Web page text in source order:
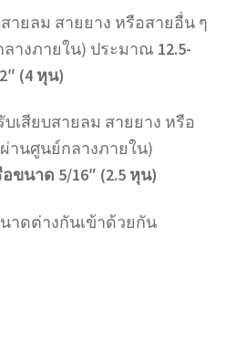
ายลม สายยาง หรือสายอื่น ๆ
างภายใน) ประมาณ 12.5-
(4 หุน)
เสียบสายลม สายยาง หรือ
านศูนย์กลางภายใน)
ขนาด 5/16″ (2.5 หุน)
าดต่างกันเข้าด้วยกัน